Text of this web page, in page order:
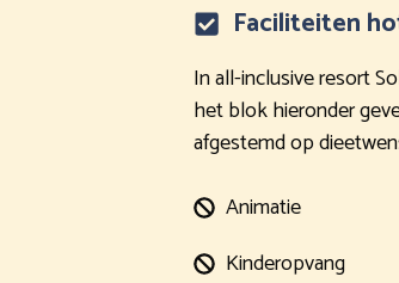
Faciliteiten
In all-inclusive resort
het blok hieronder
afgestemd op
Animatie
Kinderopvang